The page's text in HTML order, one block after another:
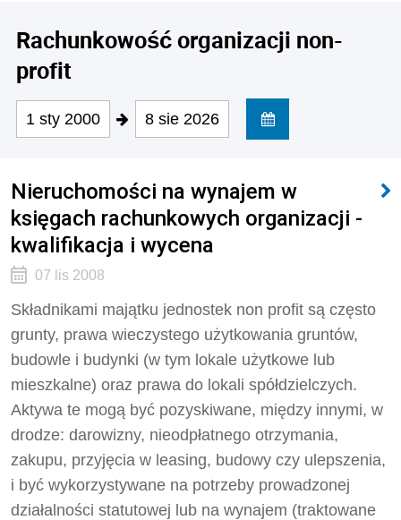
Rachunkowość organizacji non-
profit
1 sty 2000 8 sie 2026
Nieruchomości na wynajem w
księgach rachunkowych organizacji -
kwalifikacja i wycena
07 lis 2008
Składnikami majątku jednostek non profit są często
grunty, prawa wieczystego użytkowania gruntów,
budowle i budynki (w tym lokale użytkowe lub
mieszkalne) oraz prawa do lokali spółdzielczych.
Aktywa te mogą być pozyskiwane, między innymi, w
drodze: darowizny, nieodpłatnego otrzymania,
zakupu, przyjęcia w leasing, budowy czy ulepszenia,
i być wykorzystywane na potrzeby prowadzonej
działalności statutowej lub na wynajem (traktowane